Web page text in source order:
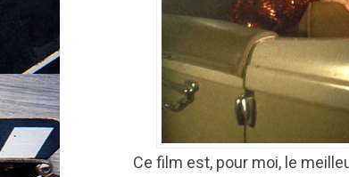
Ce film est, pour moi, le